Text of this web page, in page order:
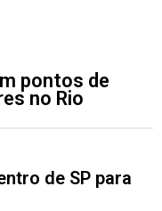
pontos de
no Rio
de SP para